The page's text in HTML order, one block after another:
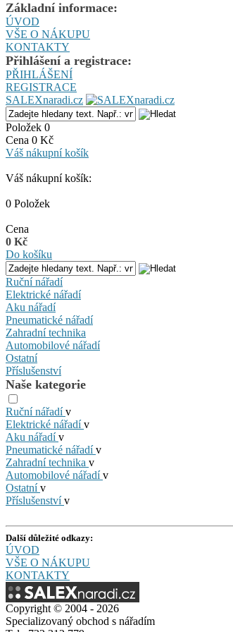
Základní informace:
ÚVOD
VŠE O NÁKUPU
KONTAKTY
Přihlášení a registrace:
PŘIHLÁŠENÍ
REGISTRACE
SALEXnaradi.cz
Položek 0
Cena 0 Kč
Váš nákupní košík
Váš nákupní košík:
0 Položek
Cena
0 Kč
Do košíku
Ruční nářadí
Elektrické nářadí
Aku nářadí
Pneumatické nářadí
Zahradní technika
Automobilové nářadí
Ostatní
Příslušenství
Naše kategorie
Ruční nářadív
Elektrické nářadív
Aku nářadív
Pneumatické nářadív
Zahradní technika v
Automobilové nářadív
Ostatnív
Příslušenstvív
Další důležité odkazy:
ÚVOD
VŠE O NÁKUPU
KONTAKTY
Copyright © 2004 - 2026
Specializovaný obchod s nářadím